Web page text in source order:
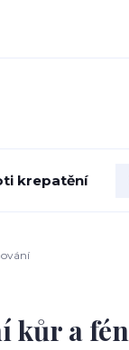
krepatění
kůr a